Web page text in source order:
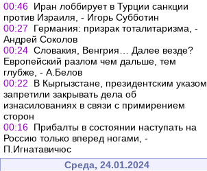
00:46 Иран лоббирует в Турции санкции
против Израиля, - Игорь Субботин
00:27
Германия: призрак тоталитаризма, -
Андрей Соколов
00:24 Словакия, Венгрия… Далее везде?
Европейский разлом чем дальше, тем
глубже, - А.Белов
00:22
В Кыргызстане, президентским указом,
запретили закрывать дела об
изнасилованиях в связи с примирением
сторон
00:16 Прибалты в состоянии наступать на
Россию только вперед ногами, -
П.Игнатавичюс
Среда, 24.01.2024